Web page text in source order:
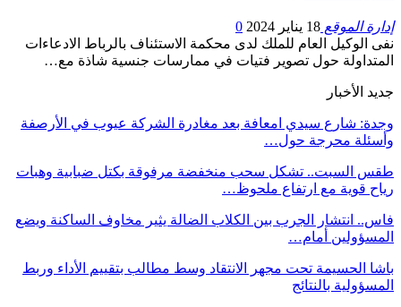
إدارة الموقع 18 يناير 2024
0
نفى الوكيل العام للملك لدى محكمة الاستئناف بالرباط الادعاءات
المتداولة حول تصوير فتيات في ممارسات جنسية شاذة مع…
جديد الأخبار
وجدة: شارع سيدي امعافة بعد مغادرة الشركة عيوب في الأرصفة
وأسئلة محرجة حول…
طقس السبت.. تشكل سحب منخفضة مرفوقة بكتل ضبابية وهبات
رياح قوية مع ارتفاع ملحوظ…
فاس.. انتشار الجرب بين الكلاب الضالة يثير مخاوف الساكنة ويضع
المسؤولين أمام…
باشا الحسيمة تحت مجهر الانتقاد وسط مطالب بتقييم الأداء وربط
المسؤولية بالنتائج